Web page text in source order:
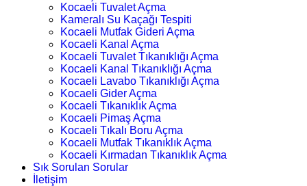
Kocaeli Tuvalet Açma
Kameralı Su Kaçağı Tespiti
Kocaeli Mutfak Gideri Açma
Kocaeli Kanal Açma
Kocaeli Tuvalet Tıkanıklığı Açma
Kocaeli Kanal Tıkanıklığı Açma
Kocaeli Lavabo Tıkanıklığı Açma
Kocaeli Gider Açma
Kocaeli Tıkanıklık Açma
Kocaeli Pimaş Açma
Kocaeli Tıkalı Boru Açma
Kocaeli Mutfak Tıkanıklık Açma
Kocaeli Kırmadan Tıkanıklık Açma
Sık Sorulan Sorular
İletişim